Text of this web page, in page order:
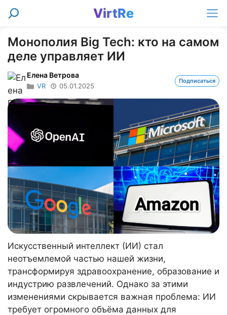
Перейти
VirtRe
Поиск
Монополия Big Tech: кто на самом
деле управляет ИИ
Елена Ветрова
VR 05.01.2025
Подписаться
Искусственный интеллект (ИИ) стал
неотъемлемой частью нашей жизни,
трансформируя здравоохранение, образование и
индустрию развлечений. Однако за этими
изменениями скрывается важная проблема: ИИ
требует огромного объёма данных для